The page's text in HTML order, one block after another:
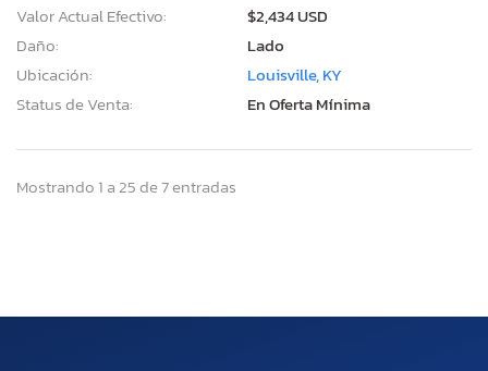
Valor Actual Efectivo:
$2,434 USD
Daño:
Lado
Ubicación:
Louisville, KY
Status de Venta:
En Oferta Mínima
Mostrando 1 a 25 de 7 entradas